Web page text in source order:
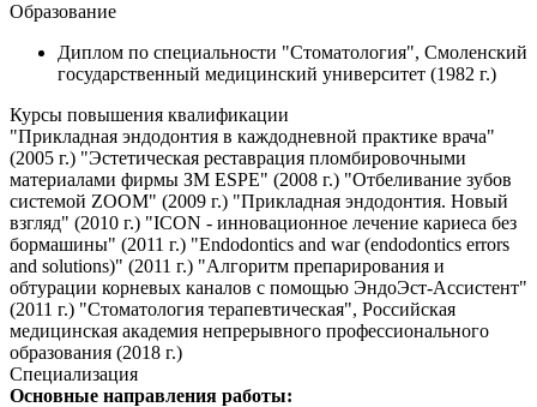
Образование
Диплом по специальности "Стоматология", Смоленский
государственный медицинский университет (1982 г.)
Курсы повышения квалификации
"Прикладная эндодонтия в каждодневной практике врача"
(2005 г.) "Эстетическая реставрация пломбировочными
материалами фирмы ЗМ ESPE" (2008 г.) "Отбеливание зубов
системой ZOOM" (2009 г.) "Прикладная эндодонтия. Новый
взгляд" (2010 г.) "ICON - инновационное лечение кариеса без
бормашины" (2011 г.) "Endodontics and war (endodontics errors
and solutions)" (2011 г.) "Алгоритм препарирования и
обтурации корневых каналов с помощью ЭндоЭст-Ассистент"
(2011 г.) "Стоматология терапевтическая", Российская
медицинская академия непрерывного профессионального
образования (2018 г.)
Специализация
Основные направления работы: